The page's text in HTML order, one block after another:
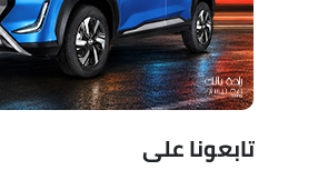
تابعونا على